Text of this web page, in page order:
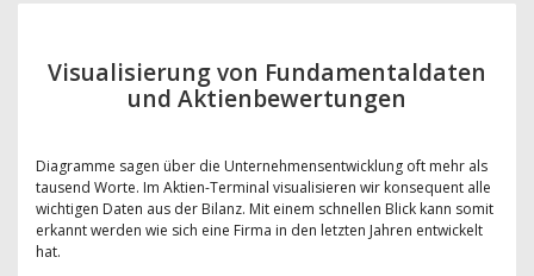
Visualisierung von Fundamentaldaten
und Aktienbewertungen
Diagramme sagen über die Unternehmensentwicklung oft mehr als
tausend Worte. Im Aktien-Terminal visualisieren wir konsequent alle
wichtigen Daten aus der Bilanz. Mit einem schnellen Blick kann somit
erkannt werden wie sich eine Firma in den letzten Jahren entwickelt
hat.